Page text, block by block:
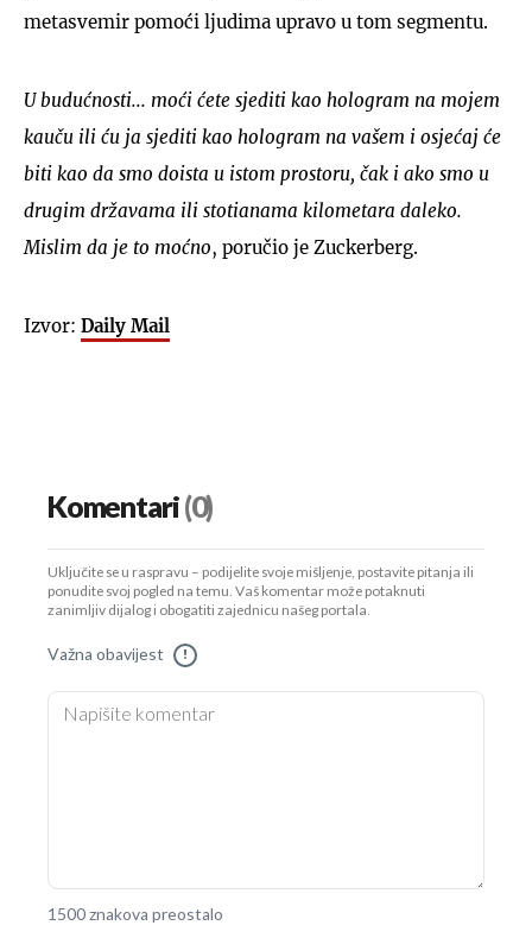
metasvemir pomoći ljudima upravo u tom segmentu.
U budućnosti... moći ćete sjediti kao hologram na mojem
kauču ili ću ja sjediti kao hologram na vašem i osjećaj će
biti kao da smo doista u istom prostoru, čak i ako smo u
drugim državama ili stotianama kilometara daleko.
Mislim da je to moćno, poručio je Zuckerberg.
Izvor: Daily Mail
Komentari(0)
Uključite se u raspravu – podijelite svoje mišljenje, postavite pitanja ili
ponudite svoj pogled na temu. Vaš komentar može potaknuti
zanimljiv dijalog i obogatiti zajednicu našeg portala.
Važna obavijest !
1500 znakova preostalo